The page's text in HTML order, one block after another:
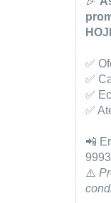
✅
✅
✅
✅
📲
⚠️